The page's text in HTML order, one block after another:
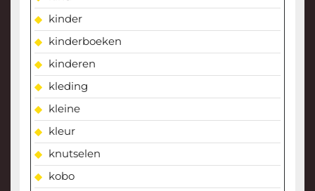
kinder
kinderboeken
kinderen
kleding
kleine
kleur
knutselen
kobo